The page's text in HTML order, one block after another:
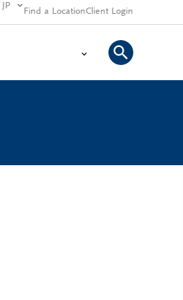
JP
Find a LocationClient Login